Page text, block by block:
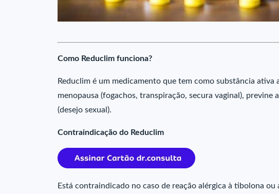
Como Reduclim funciona?
Reduclim é um medicamento que tem como substância ativa
menopausa (fogachos, transpiração, secura vaginal), previne
(desejo sexual).
Contraindicação do Reduclim
Está contraindicado no caso de reação alérgica à tibolona